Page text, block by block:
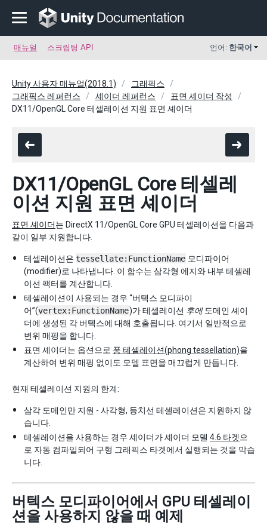
매뉴얼 스크립팅 API 언어: 한국어
Unity 사용자 매뉴얼(2018.1)
그래픽스
그래픽스 레퍼런스
셰이더 레퍼런스
표면 셰이더 작성
DX11/OpenGL Core 테셀레이션 지원 표면 셰이더
DX11/OpenGL Core 테셀레
이션 지원 표면 셰이더
표면 셰이더는 DirectX 11/OpenGL Core GPU 테셀레이션을 다음과
같이 일부 지원합니다.
테셀레이션은 tessellate:FunctionName 모디파이어
(modifier)로 나타냅니다. 이 함수는 삼각형 에지와 내부 테셀레
이션 팩터를 계산합니다.
테셀레이션이 사용되는 경우 “버텍스 모디파이
어”(vertex:FunctionName)가 테셀레이션 후에도메인 셰이
더에 생성된 각 버텍스에 대해 호출됩니다. 여기서 일반적으로
변위 매핑을 합니다.
표면 셰이더는 옵션으로 퐁 테셀레이션(phong tessellation)을
계산하여 변위 매핑 없이도 모델 표면을 매끄럽게 만듭니다.
현재 테셀레이션 지원의 한계:
삼각 도메인만 지원 - 사각형, 등치선 테셀레이션은 지원하지 않
습니다.
테셀레이션을 사용하는 경우 셰이더가 셰이더 모델 4.6 타겟 으
로 자동 컴파일되어 구형 그래픽스 타겟에서 실행되는 것을 막습
니다.
버텍스 모디파이어에서 GPU 테셀레이
션을 사용하지 않을 때 예제